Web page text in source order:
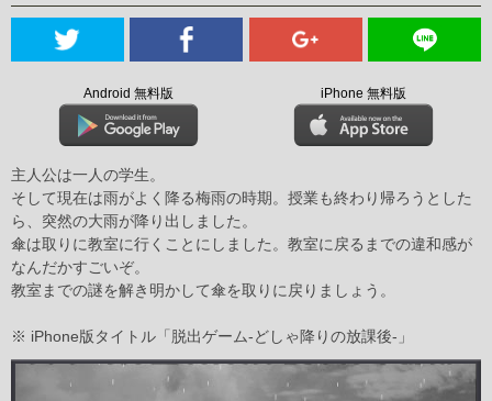
Android 無料版 iPhone 無料版
主人公は一人の学生。
そして現在は雨がよく降る梅雨の時期。授業も終わり帰ろうとした
ら、突然の大雨が降り出しました。
傘は取りに教室に行くことにしました。教室に戻るまでの違和感が
なんだかすごいぞ。
教室までの謎を解き明かして傘を取りに戻りましょう。
※ iPhone版タイトル「脱出ゲーム-どしゃ降りの放課後-」